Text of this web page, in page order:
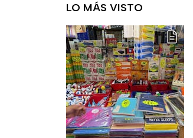
LO MÁS VISTO